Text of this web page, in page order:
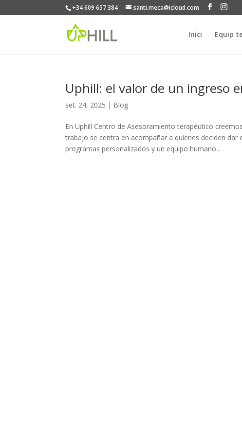
+34 609 657 384 santi.meca@icloud.com
Inici Equip
Uphill: el valor de un ingreso
set. 24, 2025 | Blog
En Uphill Centro de Asesoramiento terapéutico
trabajo se centra en acompañar a quienes deciden
programas personalizados y un equipo humano...